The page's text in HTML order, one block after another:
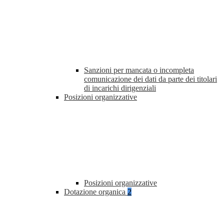
Sanzioni per mancata o incompleta
comunicazione dei dati da parte dei titolari
di incarichi dirigenziali
Posizioni organizzative
Posizioni organizzative
Dotazione organica 2